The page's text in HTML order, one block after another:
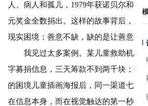
人、病人和孤儿，1979年获诺贝尔和平
元奖金全数捐出。这样的故事背后，是
现实困境：善意不缺，缺的是让善意被
我见过太多案例。某儿童救助机构
字募捐信息，三天筹款不到两千块；换
的困境儿童插画海报后，同一渠道七天
在信息本身，而在视觉触达的第一秒